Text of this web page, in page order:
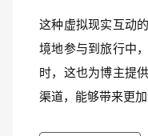
这种虚拟现实互动
境地参与到旅行中
时，这也为博主提
渠道，能够带来更